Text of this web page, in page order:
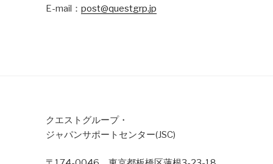
E-mail： post@questgrp.jp
クエストグループ・
ジャパンサポートセンター(JSC)